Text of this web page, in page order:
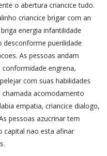
o abertura criancice tudo.
criancice brigar com an
energia infantilidade
desconforme puerilidade
As pessoas andam
engrena,
com suas habilidades
acomodamento
empatia, criancice dialogo,
pessoas azucrinar tem
capital nao esta afinar